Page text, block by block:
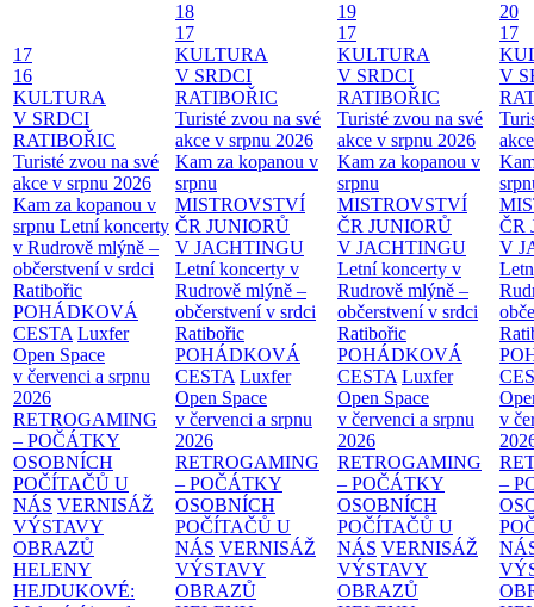
17
16
KULTURA
V SRDCI
RATIBOŘIC
Turisté zvou na své
akce v srpnu 2026
Kam za kopanou v
srpnu Letní koncerty
v Rudrově mlýně –
občerstvení v srdci
Ratibořic
POHÁDKOVÁ
CESTA Luxfer
Open Space
v červenci a srpnu
2026
RETROGAMING
– POČÁTKY
OSOBNÍCH
POČÍTAČŮ U
NÁS VERNISÁŽ
VÝSTAVY
OBRAZŮ
HELENY
HEJDUKOVÉ:
18
17
KULTURA
V SRDCI
RATIBOŘIC
Turisté zvou na své
akce v srpnu 2026
Kam za kopanou v
srpnu
MISTROVSTVÍ
ČR JUNIORŮ
V JACHTINGU
Letní koncerty v
Rudrově mlýně –
občerstvení v srdci
Ratibořic
POHÁDKOVÁ
CESTA Luxfer
Open Space
v červenci a srpnu
2026
RETROGAMING
– POČÁTKY
OSOBNÍCH
POČÍTAČŮ U
NÁS VERNISÁŽ
VÝSTAVY
OBRAZŮ
19
17
KULTURA
V SRDCI
RATIBOŘIC
Turisté zvou na své
akce v srpnu 2026
Kam za kopanou v
srpnu
MISTROVSTVÍ
ČR JUNIORŮ
V JACHTINGU
Letní koncerty v
Rudrově mlýně –
občerstvení v srdci
Ratibořic
POHÁDKOVÁ
CESTA Luxfer
Open Space
v červenci a srpnu
2026
RETROGAMING
– POČÁTKY
OSOBNÍCH
POČÍTAČŮ U
NÁS VERNISÁŽ
VÝSTAVY
OBRAZŮ
20
17
V
ČR
V
v
–